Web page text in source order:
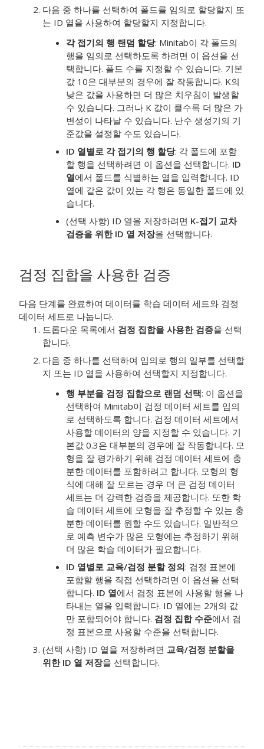
다음 중 하나를 선택하여 폴드를 임의로 할당할지 또
는 ID 열을 사용하여 할당할지 지정합니다.
각 접기의 행 랜덤 할당: Minitab이 각 폴드의
행을 임의로 선택하도록 하려면 이 옵션을 선
택합니다. 폴드 수를 지정할 수 있습니다. 기본
값 10은 대부분의 경우에 잘 작동합니다. K의
낮은 값을 사용하면 더 많은 치우침이 발생할
수 있습니다. 그러나 K 값이 클수록 더 많은 가
변성이 나타날 수 있습니다. 난수 생성기의 기
준값을 설정할 수도 있습니다.
ID 열별로 각 접기의 행 할당: 각 폴드에 포함
할 행을 선택하려면 이 옵션을 선택합니다. ID
열에서 폴드를 식별하는 열을 입력합니다. ID
열에 같은 값이 있는 각 행은 동일한 폴드에 있
습니다.
(선택 사항) ID 열을 저장하려면 K-접기 교차
검증을 위한 ID 열 저장을 선택합니다.
검정 집합을 사용한 검증
다음 단계를 완료하여 데이터를 학습 데이터 세트와 검정
데이터 세트로 나눕니다.
드롭다운 목록에서 검정 집합을 사용한 검증을 선택
합니다.
다음 중 하나를 선택하여 임의로 행의 일부를 선택할
지 또는 ID 열을 사용하여 선택할지 지정합니다.
행 부분을 검정 집합으로 랜덤 선택: 이 옵션을
선택하여 Minitab이 검정 데이터 세트를 임의
로 선택하도록 합니다. 검정 데이터 세트에서
사용할 데이터의 양을 지정할 수 있습니다. 기
본값 0.3은 대부분의 경우에 잘 작동합니다. 모
형을 잘 평가하기 위해 검정 데이터 세트에 충
분한 데이터를 포함하려고 합니다. 모형의 형
식에 대해 잘 모르는 경우 더 큰 검정 데이터
세트는 더 강력한 검증을 제공합니다. 또한 학
습 데이터 세트에 모형을 잘 추정할 수 있는 충
분한 데이터를 원할 수도 있습니다. 일반적으
로 예측 변수가 많은 모형에는 추정하기 위해
더 많은 학습 데이터가 필요합니다.
ID 열별로 교육/검정 분할 정의: 검정 표본에
포함할 행을 직접 선택하려면 이 옵션을 선택
합니다. ID 열에서 검정 표본에 사용할 행을 나
타내는 열을 입력합니다. ID 열에는 2개의 값
만 포함되어야 합니다. 검정 집합 수준에서 검
정 표본으로 사용할 수준을 선택합니다.
(선택 사항) ID 열을 저장하려면 교육/검정 분할을
위한 ID 열 저장을 선택합니다.